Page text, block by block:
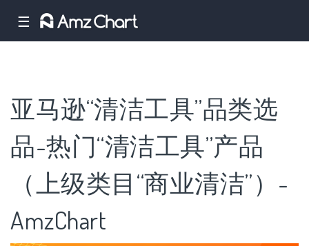
☰
亚马逊“清洁工具”品类选
品-热门“清洁工具”产品
（上级类目“商业清洁”）-
AmzChart